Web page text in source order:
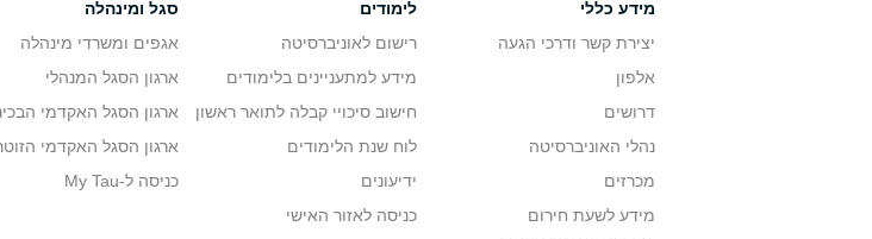
מידע כללי
יצירת קשר ודרכי הגעה
אלפון
דרושים
נהלי האוניברסיטה
מכרזים
מידע לשעת חירום
לימודים
רישום לאוניברסיטה
מידע למתעניינים בלימודים
חישוב סיכויי קבלה לתואר ראשון
לוח שנת הלימודים
ידיעונים
כניסה לאזור האישי
סגל ומינהלה
אגפים ומשרדי מינהלה
ארגון הסגל המנהלי
ארגון הסגל האקדמי
ארגון הסגל האקדמי
כניסה ל-My Tau